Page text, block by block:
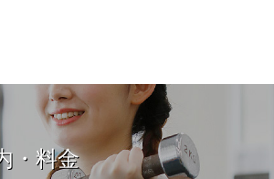
・料金